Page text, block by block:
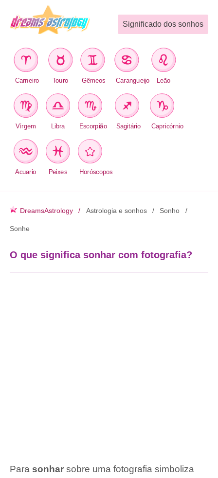
Significado dos sonhos
Carneiro Touro Gêmeos Carangueijo Leão
Vírgem Libra Escorpião Sagitário Capricórnio
Acuario Peixes Horóscopos
DreamsAstrology Astrologia e sonhos Sonho
Sonhe
O que significa sonhar com fotografia?
Para sonhar sobre uma fotografia simboliza